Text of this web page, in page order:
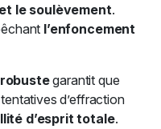
le soulèvement.
l’enfoncement
garantit que
d’effraction
d’esprit totale.